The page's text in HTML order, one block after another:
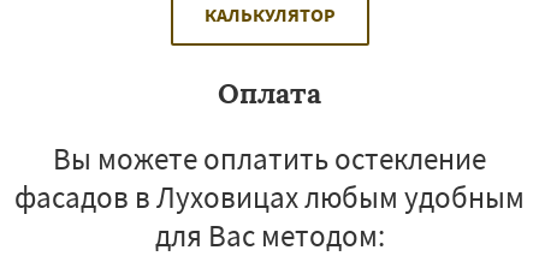
КАЛЬКУЛЯТОР
Оплата
Вы можете оплатить остекление
фасадов в Луховицах любым удобным
для Вас методом: